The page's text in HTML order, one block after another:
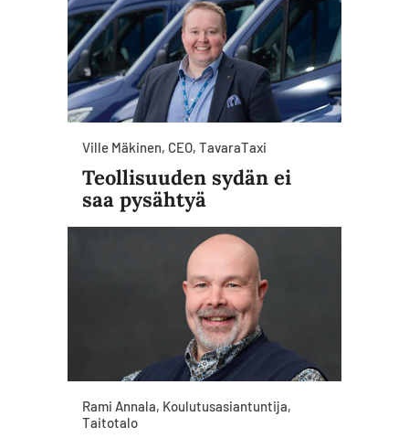
Ville Mäkinen, CEO, TavaraTaxi
Teollisuuden sydän ei
saa pysähtyä
Rami Annala, Koulutusasiantuntija,
Taitotalo